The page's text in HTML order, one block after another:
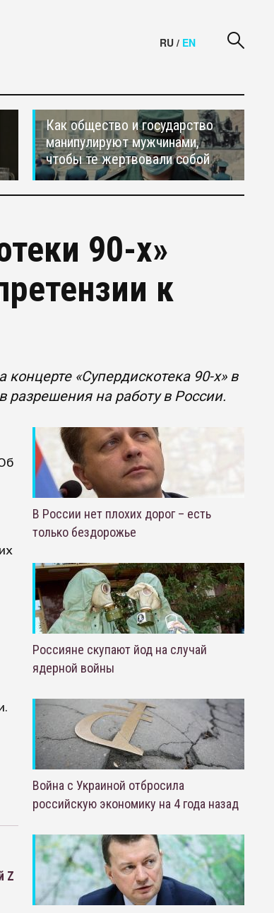
RU / EN
Как общество и государство
манипулируют мужчинами,
чтобы те жертвовали собой
90-х»
к
«Супердискотека 90-х» в
разрешения на работу в России.
Z
В России нет плохих дорог – есть
только бездорожье
Россияне скупают йод на случай
ядерной войны
Война с Украиной отбросила
российскую экономику на 4 года назад